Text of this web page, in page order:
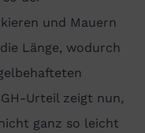
und Mauern
Länge, wodurch
Urteil zeigt nun,
ganz so leicht